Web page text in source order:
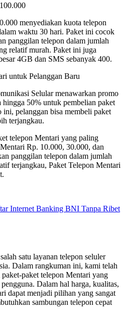
menyediakan kuota telepon
waktu 30 hari. Paket ini cocok
panggilan telepon dalam jumlah
relatif murah. Paket ini juga
4GB dan SMS sebanyak 400.
untuk Pelanggan Baru
Selular menawarkan promo
hingga 50% untuk pembelian paket
pelanggan bisa membeli paket
terjangkau.
telepon Mentari yang paling
Rp. 10.000, 30.000, dan
panggilan telepon dalam jumlah
terjangkau, Paket Telepon Mentari
Internet Banking BNI Tanpa Ribet
satu layanan telepon seluler
Dalam rangkuman ini, kami telah
paket telepon Mentari yang
Dalam hal harga, kualitas,
dapat menjadi pilihan yang sangat
sambungan telepon cepat